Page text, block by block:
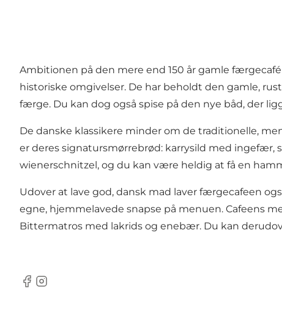
Ambitionen på den mere end 150 år gamle
historiske omgivelser. De har beholdt den gamle,
færge. Du kan dog også spise på den nye båd, der
De danske klassikere minder om de traditionelle,
er deres signatursmørrebrød: karrysild med
wienerschnitzel, og du kan være heldig at få en
Udover at lave god, dansk mad laver færgecafeen
egne, hjemmelavede snapse på menuen. Cafeens
Bittermatros med lakrids og enebær. Du kan
Facebook
Instagram